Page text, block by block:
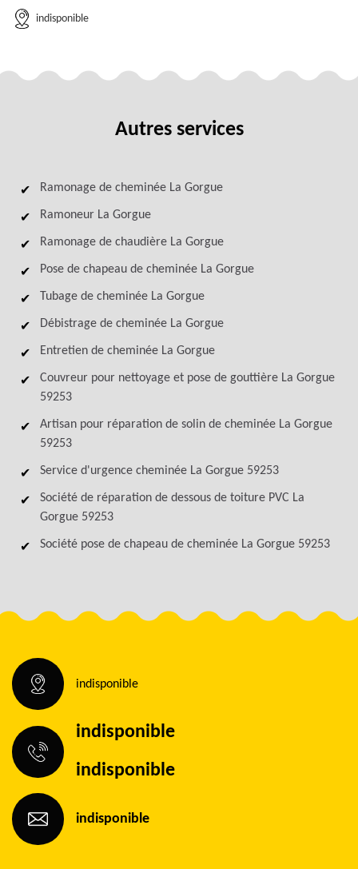
indisponible
Autres services
Ramonage de cheminée La Gorgue
Ramoneur La Gorgue
Ramonage de chaudière La Gorgue
Pose de chapeau de cheminée La Gorgue
Tubage de cheminée La Gorgue
Débistrage de cheminée La Gorgue
Entretien de cheminée La Gorgue
Couvreur pour nettoyage et pose de gouttière La Gorgue
59253
Artisan pour réparation de solin de cheminée La Gorgue
59253
Service d'urgence cheminée La Gorgue 59253
Société de réparation de dessous de toiture PVC La
Gorgue 59253
Société pose de chapeau de cheminée La Gorgue 59253
indisponible
indisponible
indisponible
indisponible